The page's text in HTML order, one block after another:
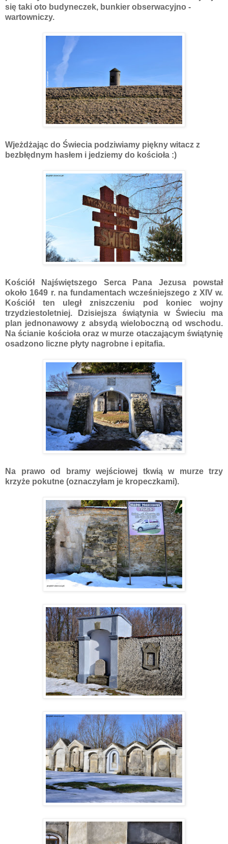
się taki oto budyneczek, bunkier obserwacyjno -
wartowniczy.
Wjeżdżając do Świecia podziwiamy piękny witacz z
bezbłędnym hasłem i jedziemy do kościoła :)
Kościół Najświętszego Serca Pana Jezusa powstał
około 1649 r. na fundamentach wcześniejszego z XIV w.
Kościół ten uległ zniszczeniu pod koniec wojny
trzydziestoletniej. Dzisiejsza świątynia w Świeciu ma
plan jednonawowy z absydą wieloboczną od wschodu.
Na ścianie kościoła oraz w murze otaczającym świątynię
osadzono liczne płyty nagrobne i epitafia.
Na prawo od bramy wejściowej tkwią w murze trzy
krzyże pokutne (oznaczyłam je kropeczkami).